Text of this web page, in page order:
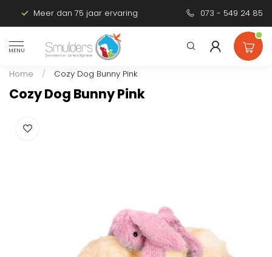
Meer dan 75 jaar ervaring Persoonlijk
073 - 549 24 85
MENU
Home / Cozy Dog Bunny Pink
Cozy Dog Bunny Pink